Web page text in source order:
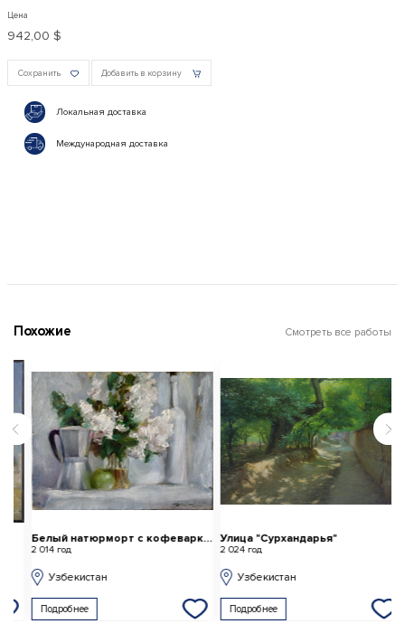
Цена
942,00 $
Сохранить Добавить в корзину
Локальная доставка
Международная доставка
Похожие Смотреть все работы
Белый натюрморт с кофеваркой
2 014 год
Узбекистан
Подробнее
Улица "Сурхандарья"
2 024 год
Узбекистан
Подробнее